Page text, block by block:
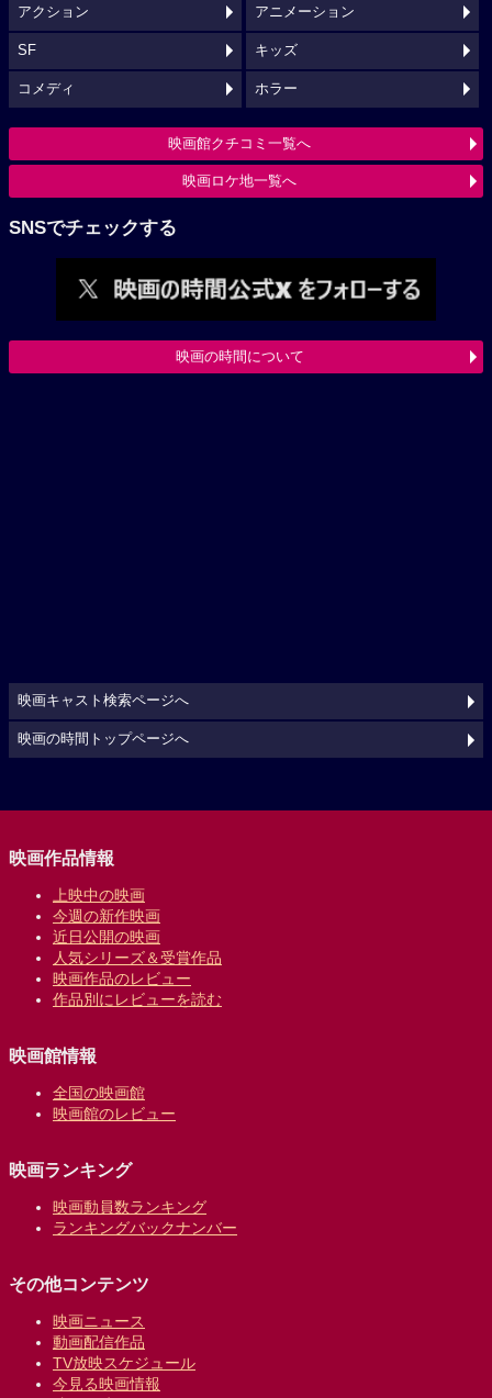
アクション アニメーション
SF キッズ
コメディ ホラー
映画館クチコミ一覧へ
映画ロケ地一覧へ
SNSでチェックする
映画の時間について
映画キャスト検索ページへ
映画の時間トップページへ
映画作品情報
上映中の映画
今週の新作映画
近日公開の映画
人気シリーズ＆受賞作品
映画作品のレビュー
作品別にレビューを読む
映画館情報
全国の映画館
映画館のレビュー
映画ランキング
映画動員数ランキング
ランキングバックナンバー
その他コンテンツ
映画ニュース
動画配信作品
TV放映スケジュール
今見る映画情報